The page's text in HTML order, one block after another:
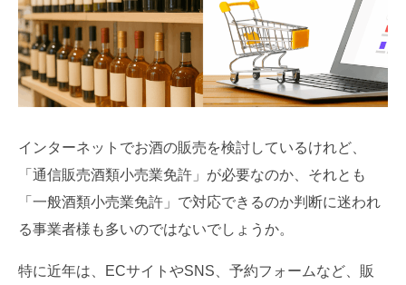
インターネットでお酒の販売を検討しているけれど、
「通信販売酒類小売業免許」が必要なのか、それとも
「一般酒類小売業免許」で対応できるのか判断に迷われ
る事業者様も多いのではないでしょうか。
特に近年は、ECサイトやSNS、予約フォームなど、販